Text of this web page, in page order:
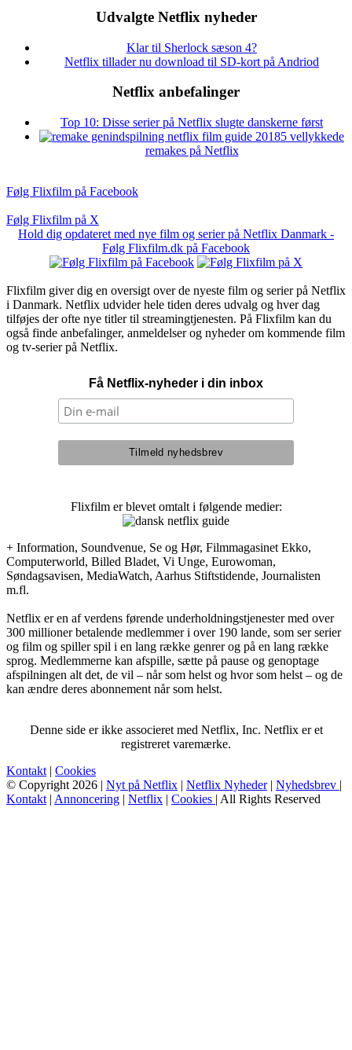
Udvalgte Netflix nyheder
Klar til Sherlock sæson 4?
Netflix tillader nu download til SD-kort på Andriod
Netflix anbefalinger
Top 10: Disse serier på Netflix slugte danskerne først
5 vellykkede
remakes på Netflix
Følg Flixfilm på Facebook
Følg Flixfilm på X
Hold dig opdateret med nye film og serier på Netflix Danmark -
Følg Flixfilm.dk på Facebook
Flixfilm giver dig en oversigt over de nyeste film og serier på Netflix
i Danmark. Netflix udvider hele tiden deres udvalg og hver dag
tilføjes der ofte nye titler til streamingtjenesten. På Flixfilm kan du
også finde anbefalinger, anmeldelser og nyheder om kommende film
og tv-serier på Netflix.
Få Netflix-nyheder i din inbox
Flixfilm er blevet omtalt i følgende medier:
+ Information, Soundvenue, Se og Hør, Filmmagasinet Ekko,
Computerworld, Billed Bladet, Vi Unge, Eurowoman,
Søndagsavisen, MediaWatch, Aarhus Stiftstidende, Journalisten
m.fl.
Netflix er en af verdens førende underholdningstjenester med over
300 millioner betalende medlemmer i over 190 lande, som ser serier
og film og spiller spil i en lang række genrer og på en lang række
sprog. Medlemmerne kan afspille, sætte på pause og genoptage
afspilningen alt det, de vil – når som helst og hvor som helst – og de
kan ændre deres abonnement når som helst.
Denne side er ikke associeret med Netflix, Inc. Netflix er et
registreret varemærke.
Kontakt | Cookies
© Copyright 2026 | Nyt på Netflix | Netflix Nyheder| Nyhedsbrev |
Kontakt | Annoncering | Netflix | Cookies | All Rights Reserved